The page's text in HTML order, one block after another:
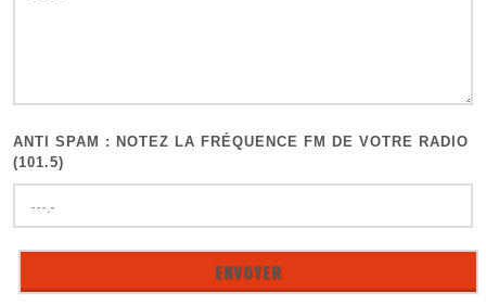
ANTI SPAM : NOTEZ LA FRÉQUENCE FM DE VOTRE RADIO
(101.5)